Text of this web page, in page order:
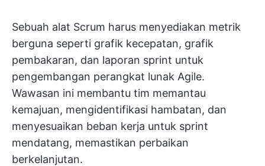
Sebuah alat Scrum harus menyediakan metrik
berguna seperti grafik kecepatan, grafik
pembakaran, dan laporan sprint untuk
pengembangan perangkat lunak Agile.
Wawasan ini membantu tim memantau
kemajuan, mengidentifikasi hambatan, dan
menyesuaikan beban kerja untuk sprint
mendatang, memastikan perbaikan
berkelanjutan.